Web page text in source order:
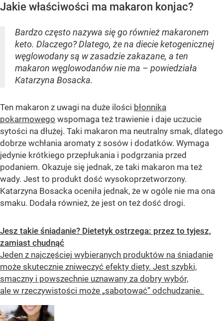
Jakie właściwości ma makaron konjac?
Bardzo często nazywa się go również makaronem
keto. Dlaczego? Dlatego, że na diecie ketogenicznej
węglowodany są w zasadzie zakazane, a ten
makaron węglowodanów nie ma – powiedziała
Katarzyna Bosacka.
Ten makaron z uwagi na duże ilości błonnika
pokarmowego wspomaga też trawienie i daje uczucie
sytości na dłużej. Taki makaron ma neutralny smak, dlatego
dobrze wchłania aromaty z sosów i dodatków. Wymaga
jedynie krótkiego przepłukania i podgrzania przed
podaniem. Okazuje się jednak, ze taki makaron ma też
wady. Jest to produkt dość wysokoprzetworzony.
Katarzyna Bosacka oceniła jednak, że w ogóle nie ma ona
smaku. Dodała również, że jest on też dość drogi.
Jesz takie śniadanie? Dietetyk ostrzega: przez to tyjesz,
zamiast chudnąć
Jeden z najczęściej wybieranych produktów na śniadanie
może skutecznie zniweczyć efekty diety. Jest szybki,
smaczny i powszechnie uznawany za dobry wybór,
ale w rzeczywistości może „sabotować” odchudzanie.